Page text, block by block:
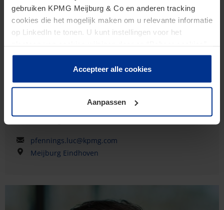
gebruiken KPMG Meijburg & Co en anderen tracking
cookies die het mogelijk maken om u relevante informatie
op LinkedIn te tonen. U kunt instellingen voor het
te klikken. Als u op “Accepteer alle cookies” klikt, geeft u
toestemming voor het gebruik van alle cookies. Deze
toestemming kunt u altijd weer intrekken.
Accepteer alle cookies
Aanpassen
pfennings.luc@kpmg.com
Meijburg Eindhoven